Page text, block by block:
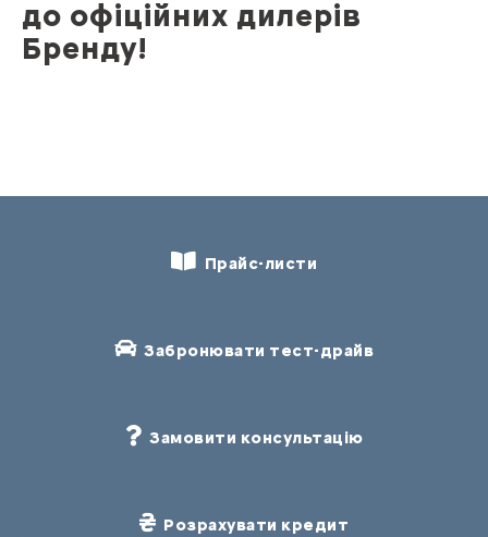
до офіційних дилерів
Бренду!
Прайс-листи
Забронювати тест-драйв
Замовити консультацію
Розрахувати кредит